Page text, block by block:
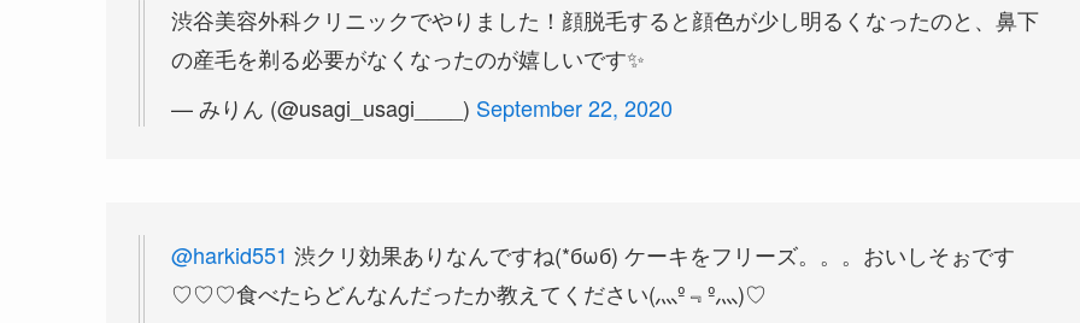
渋谷美容外科クリニックでやりました！顔脱毛すると顔色が少し明るくなったのと、鼻下
の産毛を剃る必要がなくなったのが嬉しいです✨
— みりん (@usagi_usagi____) September 22, 2020
@harkid551 渋クリ効果ありなんですね(*бωб) ケーキをフリーズ。。。おいしそぉです
♡♡♡食べたらどんなんだったか教えてください(灬º﹃º灬)♡